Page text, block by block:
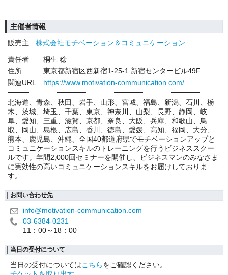
主催者情報
販売主
株式会社モチベーション＆コミュニケーション
責任者
桐生 稔
住所
東京都新宿区西新宿1-25-1 新宿センタービル49F
関連URL
https://www.motivation-communication.com/
北海道、青森、秋田、岩手、山形、宮城、福島、新潟、石川、栃
木、茨城、埼玉、千葉、東京、神奈川、山梨、長野、静岡、岐
阜、愛知、三重、滋賀、京都、奈良、大阪、兵庫、和歌山、鳥
取、岡山、島根、広島、香川、徳島、愛媛、高知、福岡、大分、
熊本、鹿児島、沖縄、全国40都道府県でモチベーションアップと
コミュニケーションスキルのトレーニングを行うビジネススクー
ルです。年間2,000回セミナーを開催し、ビジネスマンのみなさま
に実効性の高いコミュニケーションスキルをお届けしておりま
す。
お問い合わせ先
info@motivation-communication.com
03-6384-0231
11：00～18：00
当日の受付について
当日の受付についてはこちらをご確認ください。